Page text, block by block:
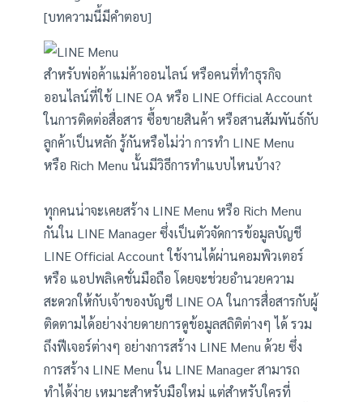
[บทความนี้มีคำตอบ]
สำหรับพ่อค้าแม่ค้าออนไลน์ หรือคนที่ทำธุรกิจ
ออนไลน์ที่ใช้ LINE OA หรือ LINE Official Account
ในการติดต่อสื่อสาร ซื้อขายสินค้า หรือสานสัมพันธ์กับ
ลูกค้าเป็นหลัก รู้กันหรือไม่ว่า การทำ LINE Menu
หรือ Rich Menu นั้นมีวิธีการทำแบบไหนบ้าง?
ทุกคนน่าจะเคยสร้าง LINE Menu หรือ Rich Menu
กันใน LINE Manager ซึ่งเป็นตัวจัดการข้อมูลบัญชี
LINE Official Account ใช้งานได้ผ่านคอมพิวเตอร์
หรือ แอปพลิเคชั่นมือถือ โดยจะช่วยอำนวยความ
สะดวกให้กับเจ้าของบัญชี LINE OA ในการสื่อสารกับผู้
ติดตามได้อย่างง่ายดายการดูข้อมูลสถิติต่างๆ ได้ รวม
ถึงฟีเจอร์ต่างๆ อย่างการสร้าง LINE Menu ด้วย ซึ่ง
การสร้าง LINE Menu ใน LINE Manager สามารถ
ทำได้ง่าย เหมาะสำหรับมือใหม่ แต่สำหรับใครที่